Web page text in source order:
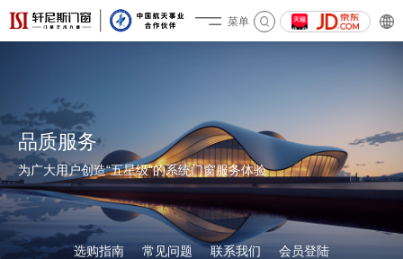
菜单
产品&案例
品质服务
为广大用户创造“五星级”的系统门窗服务体验
选购指南 常见问题 联系我们 会员登陆